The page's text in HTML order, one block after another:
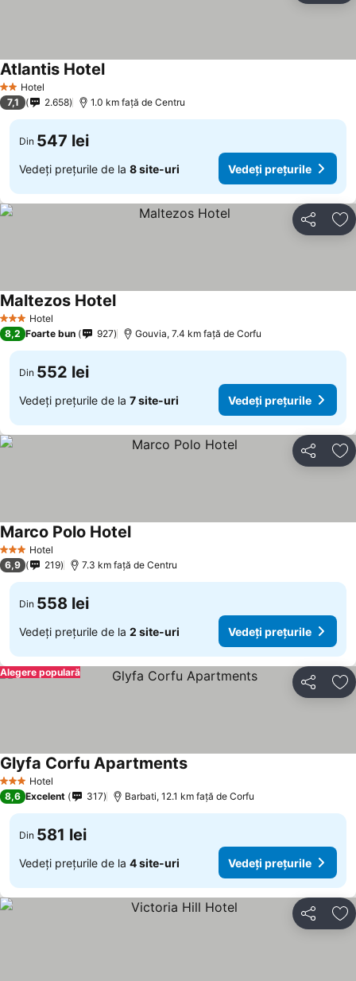
2 SteleHotel
Atlantis Hotel
7,1 2.658 1.0 km faţă de Centru
Din 547 lei
Vedeți prețurile de la 8 site-uri Vedeți prețurile
Distribuiți
3 SteleHotel
Maltezos Hotel
8,2 Foarte bun 927 Gouvia, 7.4 km faţă de Corfu
Din 552 lei
Vedeți prețurile de la 7 site-uri Vedeți prețurile
Distribuiți
3 SteleHotel
Marco Polo Hotel
6,9 219 7.3 km faţă de Centru
Din 558 lei
Vedeți prețurile de la 2 site-uri Vedeți prețurile
Distribuiți
Alegere populară
3 SteleHotel
Glyfa Corfu Apartments
8,6 Excelent 317 Barbati, 12.1 km faţă de Corfu
Din 581 lei
Vedeți prețurile de la 4 site-uri Vedeți prețurile
Distribuiți